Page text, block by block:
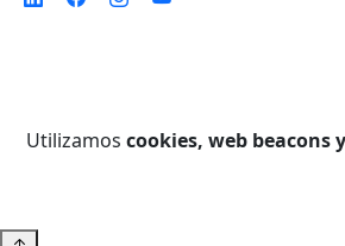
Utilizamos cookies, web beacons